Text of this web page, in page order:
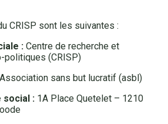
CRISP sont les suivantes :
: Centre de recherche et
politiques (CRISP)
Association sans but lucratif (asbl)
social : 1A Place Quetelet – 1210